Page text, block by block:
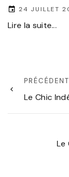
24 JUILLET
Lire la suite...
PRÉCÉDENT
Le Chic
Le